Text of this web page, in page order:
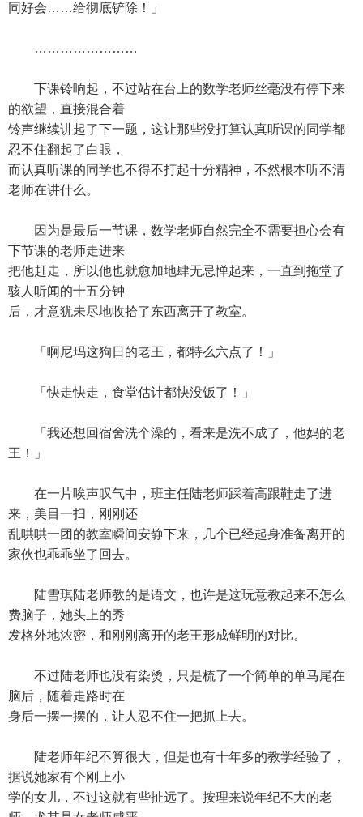
同好会……给彻底铲除！」
……………………
下课铃响起，不过站在台上的数学老师丝毫没有停下来
的欲望，直接混合着
铃声继续讲起了下一题，这让那些没打算认真听课的同学都
忍不住翻起了白眼，
而认真听课的同学也不得不打起十分精神，不然根本听不清
老师在讲什么。
因为是最后一节课，数学老师自然完全不需要担心会有
下节课的老师走进来
把他赶走，所以他也就愈加地肆无忌惮起来，一直到拖堂了
骇人听闻的十五分钟
后，才意犹未尽地收拾了东西离开了教室。
「啊尼玛这狗日的老王，都特么六点了！」
「快走快走，食堂估计都快没饭了！」
「我还想回宿舍洗个澡的，看来是洗不成了，他妈的老
王！」
在一片唉声叹气中，班主任陆老师踩着高跟鞋走了进
来，美目一扫，刚刚还
乱哄哄一团的教室瞬间安静下来，几个已经起身准备离开的
家伙也乖乖坐了回去。
陆雪琪陆老师教的是语文，也许是这玩意教起来不怎么
费脑子，她头上的秀
发格外地浓密，和刚刚离开的老王形成鲜明的对比。
不过陆老师也没有染烫，只是梳了一个简单的单马尾在
脑后，随着走路时在
身后一摆一摆的，让人忍不住一把抓上去。
陆老师年纪不算很大，但是也有十年多的教学经验了，
据说她家有个刚上小
学的女儿，不过这就有些扯远了。按理来说年纪不大的老